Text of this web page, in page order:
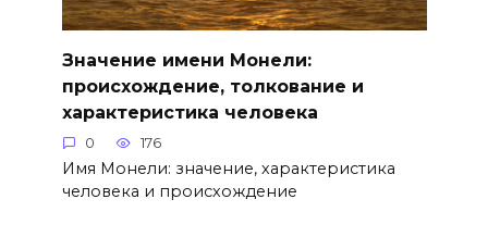
Значение имени Монели:
происхождение, толкование и
характеристика человека
0 176
Имя Монели: значение, характеристика
человека и происхождение